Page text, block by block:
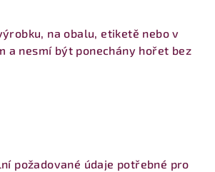
na obalu, etiketě nebo v
a nesmí být ponechány hořet bez
požadované údaje potřebné pro